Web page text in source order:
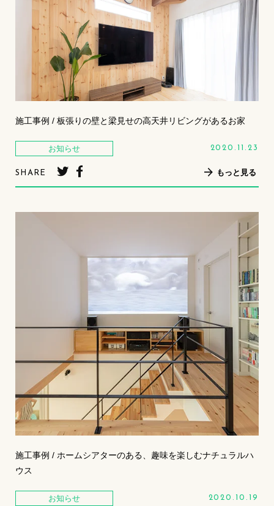
施工事例 / 板張りの壁と梁見せの高天井リビングがあるお家
お知らせ 2020.11.23
SHARE もっと見る
施工事例 / ホームシアターのある、趣味を楽しむナチュラルハ
ウス
お知らせ 2020.10.19